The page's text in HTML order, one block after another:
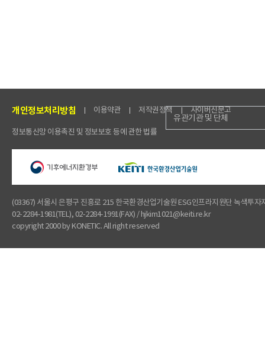
개인정보처리방침 이용약관 저작권정책 사이버신문고
정보통신망 이용촉진 및 정보보호 등에 관한 법률
유관기관 및 단체
(03367) 서울시 은평구 진흥로 215 한국환경산업기술원 ESG인프라지원단 녹색투자
02-2284-1981(TEL), 02-2284-1991(FAX) / hjkim1021@keiti.re.kr
copyright 2000 by KONETIC. All right reserved